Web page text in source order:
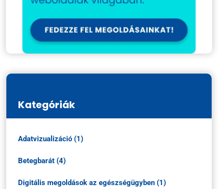
Kategóriák
Adatvizualizáció (1)
Betegbarát (4)
Digitális megoldások az egészségügyben (1)